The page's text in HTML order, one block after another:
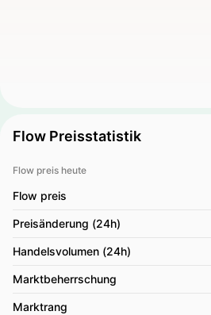
Flow Preisstatistik
Flow preis heute
Flow preis
Preisänderung (24h)
Handelsvolumen (24h)
Marktbeherrschung
Marktrang